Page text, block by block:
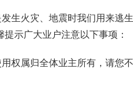
生火灾、地震时我们用来逃
示广大业户注意以下事项：
权属归全体业主所有，请您